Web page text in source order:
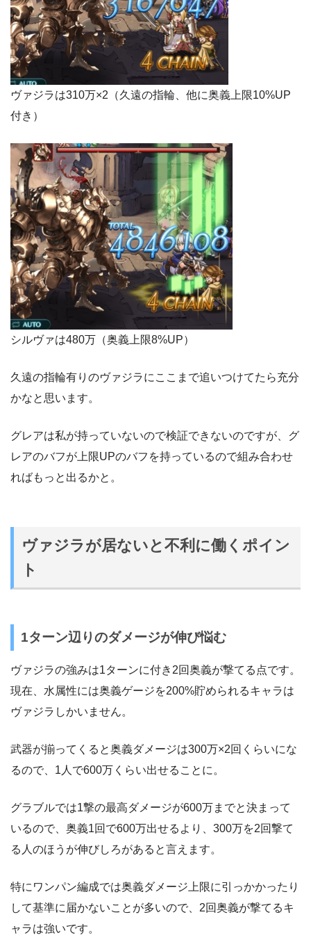
ヴァジラは310万×2（久遠の指輪、他に奥義上限10%UP
付き）
シルヴァは480万（奥義上限8%UP）
久遠の指輪有りのヴァジラにここまで追いつけてたら充分
かなと思います。
グレアは私が持っていないので検証できないのですが、グ
レアのバフが上限UPのバフを持っているので組み合わせ
ればもっと出るかと。
ヴァジラが居ないと不利に働くポイン
ト
1ターン辺りのダメージが伸び悩む
ヴァジラの強みは1ターンに付き2回奥義が撃てる点です。
現在、水属性には奥義ゲージを200%貯められるキャラは
ヴァジラしかいません。
武器が揃ってくると奥義ダメージは300万×2回くらいにな
るので、1人で600万くらい出せることに。
グラブルでは1撃の最高ダメージが600万までと決まって
いるので、奥義1回で600万出せるより、300万を2回撃て
る人のほうが伸びしろがあると言えます。
特にワンパン編成では奥義ダメージ上限に引っかかったり
して基準に届かないことが多いので、2回奥義が撃てるキ
ャラは強いです。